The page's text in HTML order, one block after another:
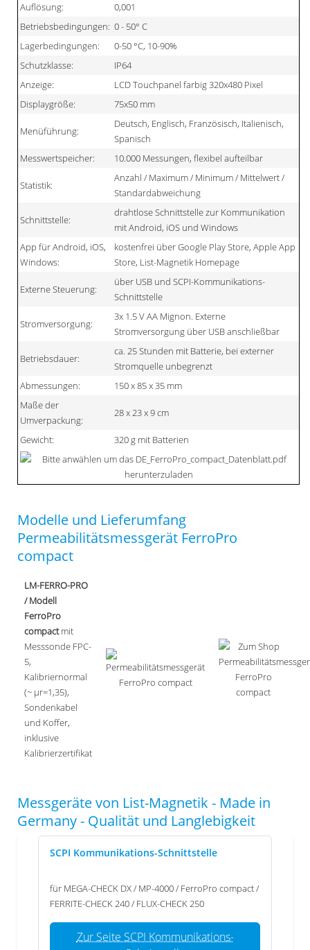
Auflösung:
0,001
Betriebsbedingungen: 0 - 50° C
Lagerbedingungen:
0-50 °C, 10-90%
Schutzklasse:
IP64
Anzeige:
LCD Touchpanel farbig 320x480 Pixel
Displaygröße:
75x50 mm
Menüführung:
Deutsch, Englisch, Französisch, Italienisch,
Spanisch
Messwertspeicher:
10.000 Messungen, flexibel aufteilbar
Statistik:
Anzahl / Maximum / Minimum / Mittelwert /
Standardabweichung
Schnittstelle:
drahtlose Schnittstelle zur Kommunikation
mit Android, iOS und Windows
App für Android, iOS,
Windows:
kostenfrei über Google Play Store, Apple App
Store, List-Magnetik Homepage
Externe Steuerung:
über USB und SCPI-Kommunikations-
Schnittstelle
Stromversorgung:
3x 1.5 V AA Mignon. Externe
Stromversorgung über USB anschließbar
Betriebsdauer:
ca. 25 Stunden mit Batterie, bei externer
Stromquelle unbegrenzt
Abmessungen:
150 x 85 x 35 mm
Maße der
Umverpackung:
28 x 23 x 9 cm
Gewicht: 320 g mit Batterien
Modelle und Lieferumfang
Permeabilitätsmessgerät FerroPro
compact
LM-FERRO-PRO
/ Modell
FerroPro
compactmit
Messsonde FPC-
5,
Kalibriernormal
(~ µr=1,35),
Sondenkabel
und Koffer,
inklusive
Kalibrierzertifikat
Messgeräte von List-Magnetik - Made in
Germany - Qualität und Langlebigkeit
SCPI Kommunikations-Schnittstelle
für MEGA-CHECK DX / MP-4000 / FerroPro compact /
FERRITE-CHECK 240 / FLUX-CHECK 250
Zur Seite SCPI Kommunikations-